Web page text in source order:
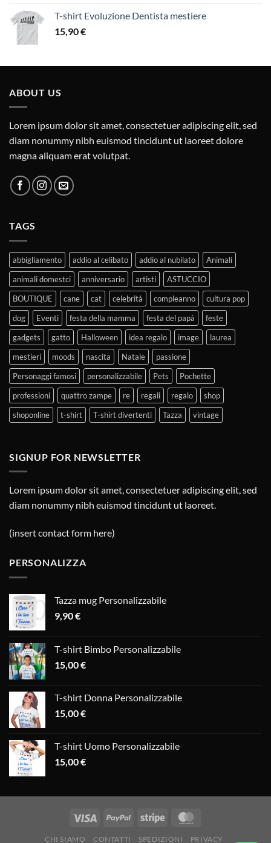
T-shirt Evoluzione Dentista mestiere
15,90€
ABOUT US
Lorem ipsum dolor sit amet, consectetuer adipiscing elit, sed
diam nonummy nibh euismod tincidunt ut laoreet dolore
magna aliquam erat volutpat.
TAGS
abbigliamento addio al celibato addio al nubilato
Animali
animali domestci
anniversario artisti
ASTUCCIO
BOUTIQUE
cane cat celebrità compleanno
cultura pop
dog
Eventi festa della mamma festa del papà
feste
gadgets
gatto Halloween idea regalo image
laurea
mestieri
moods nascita Natale
passione
Personaggi famosi
personalizzabile Pets
Pochette
professioni
quattro zampe re regali regalo
shop
shoponline
t-shirt T-shirt divertenti Tazza vintage
SIGNUP FOR NEWSLETTER
Lorem ipsum dolor sit amet, consectetuer adipiscing elit, sed
diam nonummy nibh euismod tincidunt ut laoreet.
(insert contact form here)
PERSONALIZZA
Tazza mug Personalizzabile
9,90€
T-shirt Bimbo Personalizzabile
15,00€
T-shirt Donna Personalizzabile
15,00€
T-shirt Uomo Personalizzabile
15,00€
CHI SIAMO CONTATTI SPEDIZIONI
PRIVACY